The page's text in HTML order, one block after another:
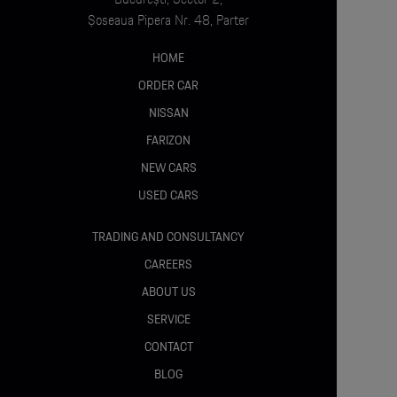
– Airbaguri frontale, laterale, cortină
– Traffic Sign Recognition
– Lane Change Assist
– Forward Collision Warning
– Autonomous Emergency Braking
– Asistent coliziune
– Imobilizator electronic
– Senzori presiune anvelope
– Faruri cu fază lungă automată
Șoseaua Pipera Nr. 48, Parter
HOME
ORDER CAR
NISSAN
FARIZON
NEW CARS
USED CARS
TRADING AND CONSULTANCY
CAREERS
ABOUT US
SERVICE
CONTACT
BLOG